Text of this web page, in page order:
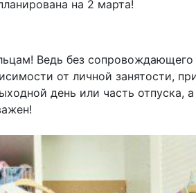
на 2 марта!
Ведь без сопровождающего
от личной занятости,
день или часть отпуска,